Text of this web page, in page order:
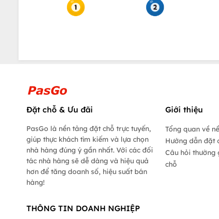
Đặt chỗ & Ưu đãi
PasGo là nền tảng đặt chỗ trực tuyến,
giúp thực khách tìm kiếm và lựa chọn
nhà hàng đúng ý gần nhất. Với các đối
tác nhà hàng sẽ dễ dàng và hiệu quả
hơn để tăng doanh số, hiệu suất bán
hàng!
Giới thiệu
Tổng quan về
Hướng dẫn đặt
Câu hỏi thường
chỗ
THÔNG TIN DOANH NGHIỆP